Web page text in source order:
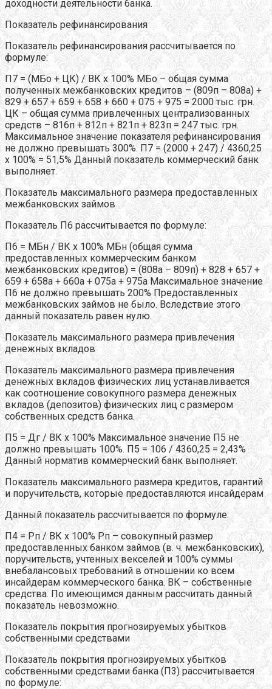
доходности деятельности банка.
Показатель рефинансирования
Показатель рефинансирования рассчитывается по
формуле:
П7 = (МБо + ЦК) / ВК х 100% МБо – общая сумма
полученных межбанковских кредитов – (809п – 808а) +
829 + 657 + 659 + 658 + 660 + 075 + 975 = 2000 тыс. грн.
ЦК – общая сумма привлеченных централизованных
средств – 816п + 812п + 821п + 823п = 247 тыс. грн.
Максимальное значение показателя рефинансирования
не должно превышать 300%. П7 = (2000 + 247) / 4360,25
х 100% = 51,5% Данный показатель коммерческий банк
выполняет.
Показатель максимального размера предоставленных
межбанковских займов
Показатель П6 рассчитывается по формуле:
П6 = МБн / ВК х 100% МБн (общая сумма
предоставленных коммерческим банком
межбанковских кредитов) = (808а – 809п) + 828 + 657 +
659 + 658а + 660а + 075а + 975а Максимальное значение
П6 не должно превышать 200% Предоставленных
межбанковских займов не было. Вследствие этого
данный показатель равен нулю.
Показатель максимального размера привлечения
денежных вкладов
Показатель максимального размера привлечения
денежных вкладов физических лиц устанавливается
как соотношение совокупного размера денежных
вкладов (депозитов) физических лиц с размером
собственных средств банка.
П5 = Дг / ВК х 100% Максимальное значение П5 не
должно превышать 100%. П5 = 106 / 4360,25 = 2,43%
Данный норматив коммерческий банк выполняет.
Показатель максимального размера кредитов, гарантий
и поручительств, которые предоставляются инсайдерам
Данный показатель рассчитывается по формуле:
П4 = Рп / ВК х 100% Рп – совокупный размер
предоставленных банком займов (в. ч. межбанковских),
поручительств, учтенных векселей и 100% суммы
внебалансовых требований в отношении ко всем
инсайдерам коммерческого банка. ВК – собственные
средства. По имеющимся данным рассчитать данный
показатель невозможно.
Показатель покрытия прогнозируемых убытков
собственными средствами
Показатель покрытия прогнозируемых убытков
собственными средствами банка (П3) рассчитывается
по формуле: